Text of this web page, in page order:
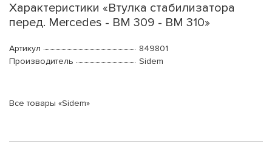
Характеристики «Втулка стабилизатора
перед. Mercedes - BM 309 - BM 310»
Артикул
849801
Производитель
Sidem
Все товары «Sidem»